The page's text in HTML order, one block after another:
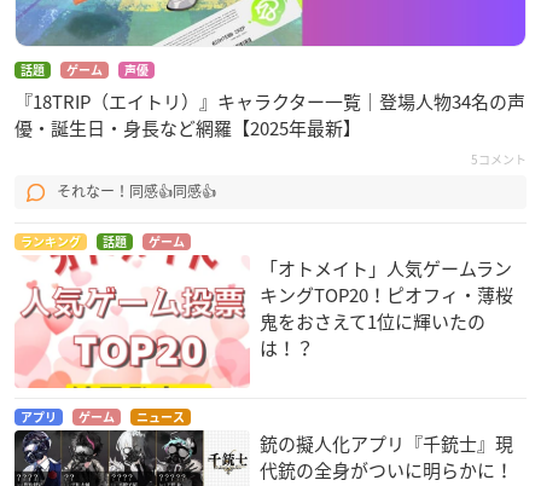
話題 ゲーム 声優
『18TRIP（エイトリ）』キャラクター一覧｜登場人物34名の声
優・誕生日・身長など網羅【2025年最新】
5コメント
それなー！同感👍同感👍
ランキング 話題 ゲーム
「オトメイト」人気ゲームラン
キングTOP20！ピオフィ・薄桜
鬼をおさえて1位に輝いたの
は！？
アプリ ゲーム ニュース
銃の擬人化アプリ『千銃士』現
代銃の全身がついに明らかに！